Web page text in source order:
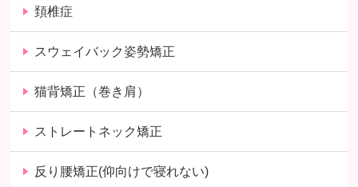
頚椎症
スウェイバック姿勢矯正
猫背矯正（巻き肩）
ストレートネック矯正
反り腰矯正(仰向けで寝れない)